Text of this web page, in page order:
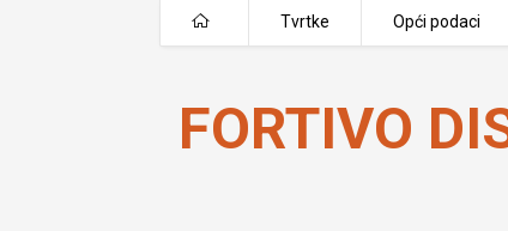
Tvrtke Opći podaci
FORTIVO DISTRO d.o.o.
FORTIVO